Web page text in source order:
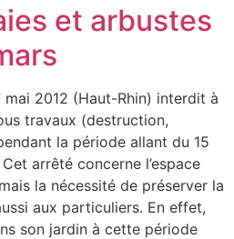
et arbustes
mai 2012 (Haut-Rhin) interdit à
travaux (destruction,
la période allant du 15
arrêté concerne l’espace
la nécessité de préserver la
aux particuliers. En effet,
son jardin à cette période